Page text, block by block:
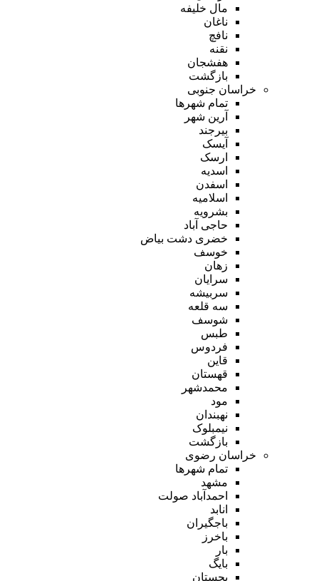
مال خلیفه
ناغان
نافچ
نقنه
هفشجان
بازگشت
خراسان جنوبی
تمام شهر‌ها
آرین شهر
بیرجند
آیسک
ارسک
اسدیه
اسفدن
اسلامیه
بشرویه
حاجی آباد
خضری دشت بیاض
خوسف
زهان
سرایان
سربیشه
سه قلعه
شوسف
طبس
فردوس
قاین
قهستان
محمدشهر
مود
نهبندان
نیمبلوک
بازگشت
خراسان رضوی
تمام شهر‌ها
مشهد
احمدآباد صولت
انابد
باجگیران
باخرز
بار
بایگ
بجستان